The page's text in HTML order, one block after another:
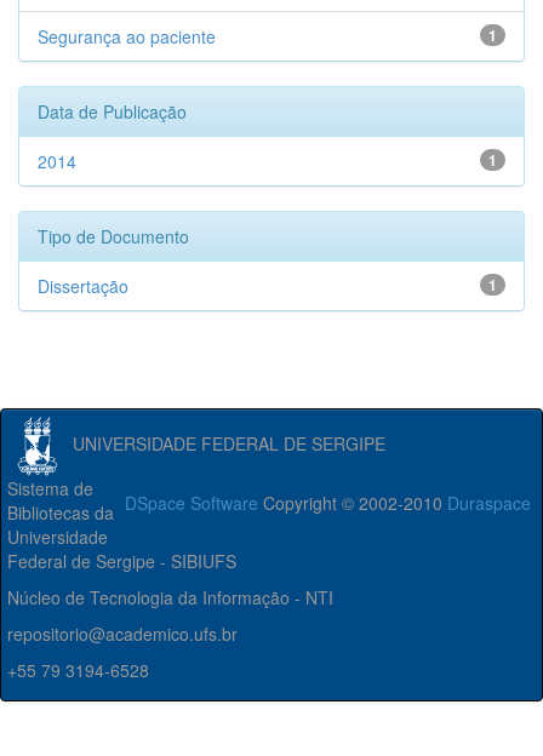
1
Segurança ao paciente
Data de Publicação
1
2014
Tipo de Documento
1
Dissertação
UNIVERSIDADE FEDERAL DE SERGIPE
DSpace Software Copyright © 2002-2010 Duraspace
Sistema de
Bibliotecas da
Universidade
Federal de Sergipe - SIBIUFS
Núcleo de Tecnologia da Informação - NTI
repositorio@academico.ufs.br
+55 79 3194-6528